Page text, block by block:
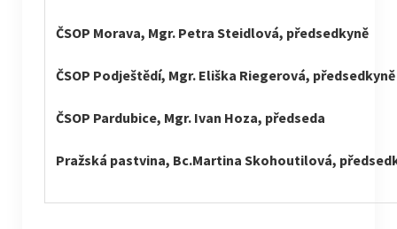
ČSOP Morava, Mgr. Petra Steidlová, předsedkyně
ČSOP Podještědí, Mgr. Eliška Riegerová, předsedkyně
ČSOP Pardubice, Mgr. Ivan Hoza, předseda
Pražská pastvina, Bc.Martina Skohoutilová,